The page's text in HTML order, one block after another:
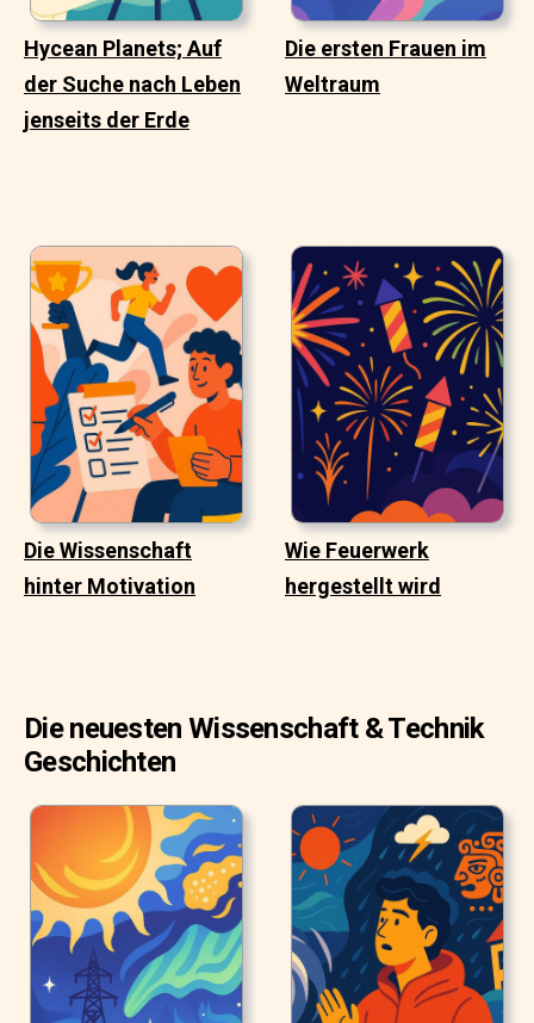
Hycean Planets; Auf
der Suche nach Leben
jenseits der Erde
Die ersten Frauen im
Weltraum
Die Wissenschaft
hinter Motivation
Wie Feuerwerk
hergestellt wird
Die neuesten Wissenschaft & Technik
Geschichten